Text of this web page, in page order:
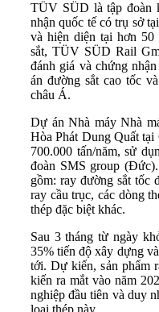
TÜV SÜD là tập đoàn
nhận quốc tế có trụ sở
và hiện diện tại hơn
sắt, TÜV SÜD Rail
đánh giá và chứng
án đường sắt cao tốc
châu Á.
Dự án Nhà máy Nhà
Hòa Phát Dung Quất
700.000 tấn/năm, sử
đoàn SMS group
gồm: ray đường sắt tốc
ray cầu trục, các dòng
thép đặc biệt khác.
Sau 3 tháng từ ngày
35% tiến độ xây dựng
tới. Dự kiến, sản phẩm
kiến ra mắt vào năm
nghiệp đầu tiên và duy